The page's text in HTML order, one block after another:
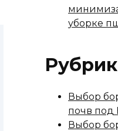
уборке
Выбор
почв под
Выбор